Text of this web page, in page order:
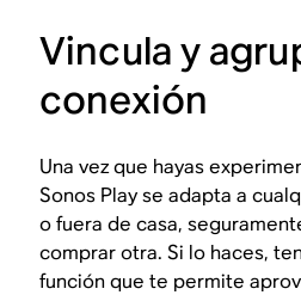
Vincula y
conexión
Una vez que hayas
Sonos Play se adapta a
o fuera de casa,
comprar otra. Si lo haces,
función que te permite